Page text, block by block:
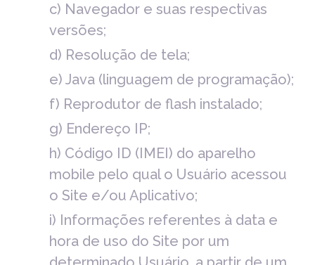
c) Navegador e suas respectivas
versões;
d) Resolução de tela;
e) Java (linguagem de programação);
f) Reprodutor de flash instalado;
g) Endereço IP;
h) Código ID (IMEI) do aparelho
mobile pelo qual o Usuário acessou
o Site e/ou Aplicativo;
i) Informações referentes à data e
hora de uso do Site por um